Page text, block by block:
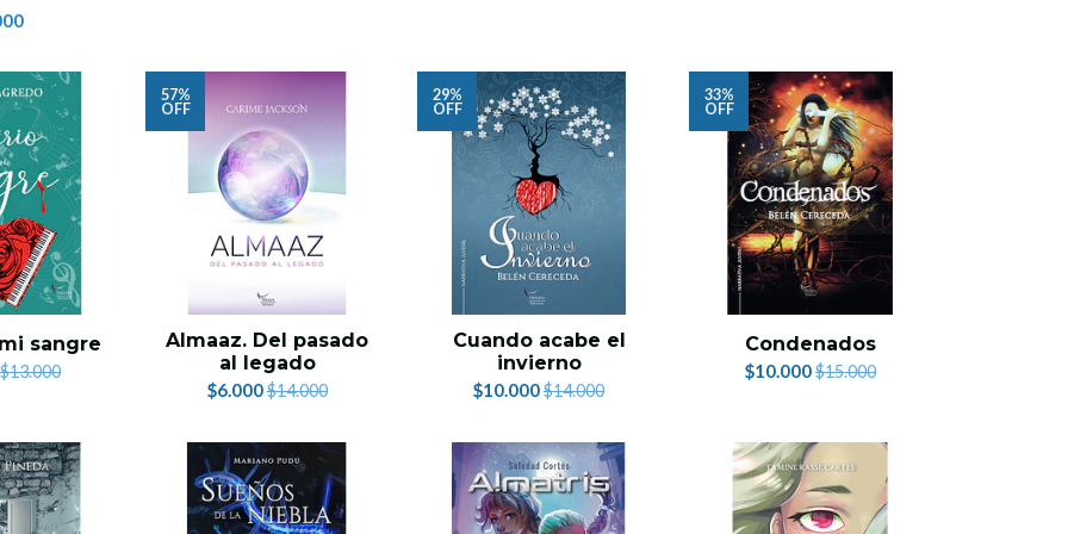
sangre
$13.000
57%
OFF
Almaaz. Del pasado
al legado
$6.000$14.000
29%
OFF
Cuando acabe el
invierno
$10.000$14.000
33%
OFF
Condenados
$10.000$15.000